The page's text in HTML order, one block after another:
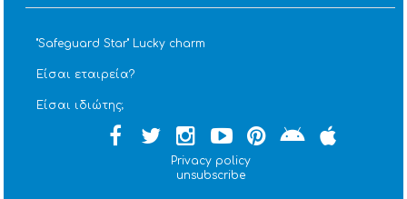
''Safeguard Star'' Lucky charm
Είσαι εταιρεία?
Είσαι ιδιώτης;
Privacy policy
unsubscribe